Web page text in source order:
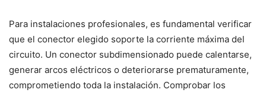
Para instalaciones profesionales, es fundamental verificar
que el conector elegido soporte la corriente máxima del
circuito. Un conector subdimensionado puede calentarse,
generar arcos eléctricos o deteriorarse prematuramente,
comprometiendo toda la instalación. Comprobar los